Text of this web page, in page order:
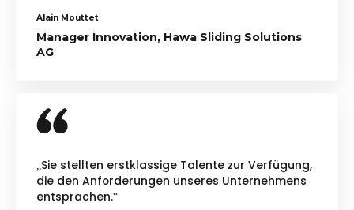
Alain Mouttet
Manager Innovation, Hawa Sliding Solutions
AG
„Sie stellten erstklassige Talente zur Verfügung,
die den Anforderungen unseres Unternehmens
entsprachen.“